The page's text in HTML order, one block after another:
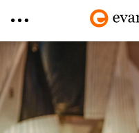
Direkt
zum
Inhalt